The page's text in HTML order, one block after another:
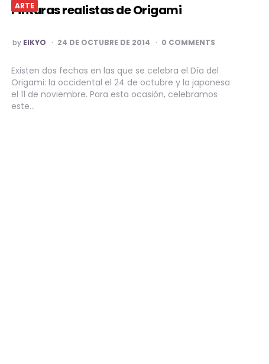
ARTE
Pinturas realistas de Origami
POSTED
BY
by EIKYO 24 DE OCTUBRE DE 2014 0 COMMENTS
Existen dos fechas en las que se celebra el Día del
Origami: la occidental el 24 de octubre y la japonesa
el 11 de noviembre. Para esta ocasión, celebramos
este…